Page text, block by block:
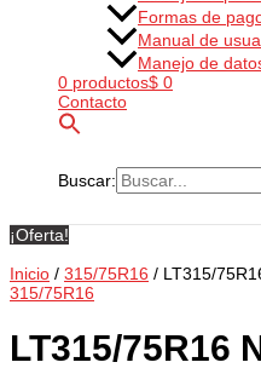
Formas de
Manual de
Manejo de
0 productos$ 0
Contacto
Buscar:
¡Oferta!
Inicio / 315/75R16 / LT315/
315/75R16
LT315/75R16